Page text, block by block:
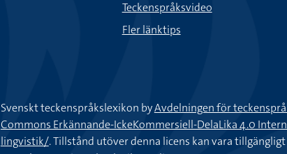
Teckenspråksvideo
Fler länktips
Svenskt teckenspråkslexikon byAvdelningen för
Commons Erkännande-IckeKommersiell-DelaLika 4.0
lingvistik/. Tillstånd utöver denna licens kan vara tillgängligt